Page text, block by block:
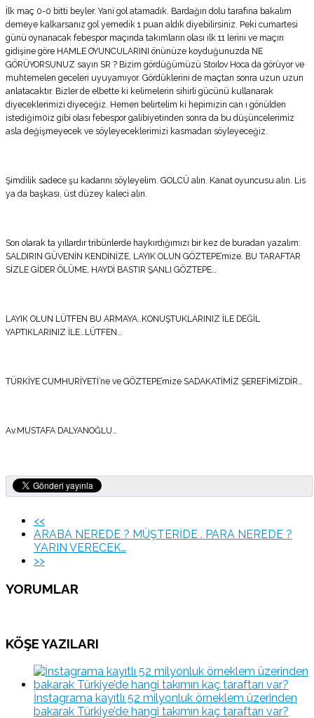
İlk maç 0-0 bitti beyler. Yani gol atamadık. Bardağın dolu tarafına bakalım
demeye kalkarsanız gol yemedik 1 puan aldık diyebilirsiniz. Peki cumartesi
günü oynanacak febespor maçında takımların olası ilk 11 lerini ve maçın
gidişine göre HAMLE OYUNCULARINI önünüze koyduğunuzda NE
GÖRÜYORSUNUZ sayın SR ? Bizim gördüğümüzü Stoılov Hoca da görüyor ve
muhtemelen geceleri uyuyamıyor. Gördüklerini de maçtan sonra uzun uzun
anlatacaktır. Bizler de elbette ki kelimelerin sihirli gücünü kullanarak
diyeceklerimizi diyeceğiz. Hemen belirtelim ki hepimizin can ı gönülden
istediğim0iz gibi olası febespor galibiyetinden sonra da bu düşüncelerimiz
asla değişmeyecek ve söyleyeceklerimizi kasmadan söyleyeceğiz.
Şimdilik sadece şu kadarını söyleyelim. GOLCÜ alın. Kanat oyuncusu alın. Lis
ya da başkası, üst düzey kaleci alın.
Son olarak ta yıllardır tribünlerde haykırdığımızı bir kez de buradan yazalım:
SALDIRIN GÜVENİN KENDİNİZE, LAYIK OLUN GÖZTEPE’mize. BU TARAFTAR
SİZLE GİDER ÖLÜME, HAYDİ BASTIR ŞANLI GÖZTEPE…
LAYIK OLUN LÜTFEN BU ARMAYA..KONUŞTUKLARINIZ İLE DEĞİL
YAPTIKLARINIZ İLE…LÜTFEN…
TÜRKİYE CUMHURİYETİ’ne ve GÖZTEPE’mize SADAKATİMİZ ŞEREFİMİZDİR…
Av.MUSTAFA DALYANOĞLU…
<<
ARABA NEREDE ? MÜŞTERİDE . PARA NEREDE ?
YARIN VERECEK…
>>
YORUMLAR
KÖŞE YAZILARI
İnstagrama kayıtlı 52 milyonluk örneklem üzerinden
bakarak Türkiye’de hangi takımın kaç taraftarı var?